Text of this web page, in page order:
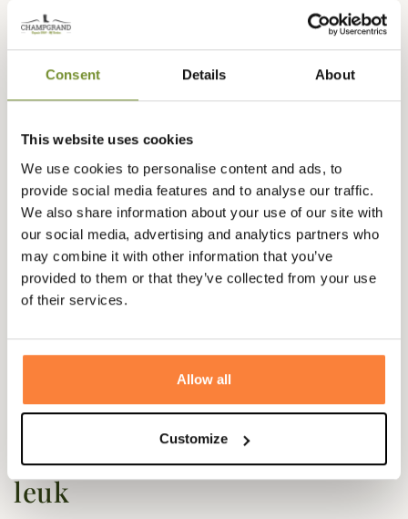
Consent Details About
This website uses cookies
We use cookies to personalise content and ads, to
provide social media features and to analyse our traffic.
We also share information about your use of our site with
our social media, advertising and analytics partners who
may combine it with other information that you’ve
provided to them or that they’ve collected from your use
of their services.
Allow all
Customize
Gegevensblad
Geslacht Gemengd
Materiaal polyester, Wol
Vragen (FAQ's)
Questions (FAQs)
Poser une question
Dit vind je misschien ook
leuk